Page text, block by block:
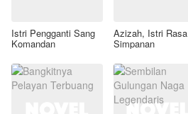
Istri Pengganti Sang
Komandan
Azizah, Istri Rasa
Simpanan